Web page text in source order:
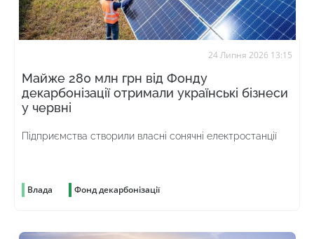
24 Липня 2026 13:15
Майже 280 млн грн від Фонду
декарбонізації отримали українські бізнеси
у червні
Підприємства створили власні сонячні електростанції
Влада Фонд декарбонізації